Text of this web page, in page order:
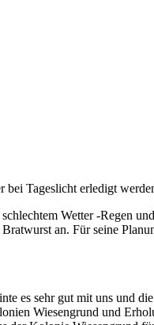
bei Tageslicht erledigt
Wetter -Regen
an. Für seine
es sehr gut mit uns und
Wiesengrund und